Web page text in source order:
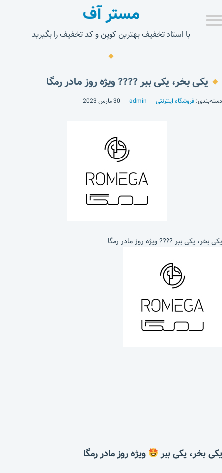
مستر آف
با استاد تخفیف بهترین کوپن و کد تخفیف را بگیرید
یکی بخر، یکی ببر ???? ویژه روز مادر رمگا
دسته‌بندی: فروشگاه اینترنتی admin 30 مارس 2023
یکی بخر، یکی ببر ???? ویژه روز مادر رمگا
یکی بخر، یکی ببر ویژه روز مادر رمگا